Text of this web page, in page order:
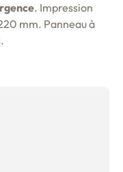
. Impression
mm. Panneau à